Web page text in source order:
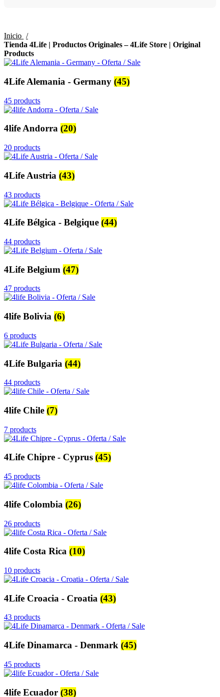
Inicio
Tienda 4Life | Productos Originales – 4Life Store | Original
Products
4Life Alemania - Germany (45)
45 products
4life Andorra (20)
20 products
4Life Austria (43)
43 products
4Life Bélgica - Belgique (44)
44 products
4Life Belgium (47)
47 products
4life Bolivia (6)
6 products
4Life Bulgaria (44)
44 products
4life Chile (7)
7 products
4Life Chipre - Cyprus (45)
45 products
4life Colombia (26)
26 products
4life Costa Rica (10)
10 products
4Life Croacia - Croatia (43)
43 products
4Life Dinamarca - Denmark (45)
45 products
4life Ecuador (38)